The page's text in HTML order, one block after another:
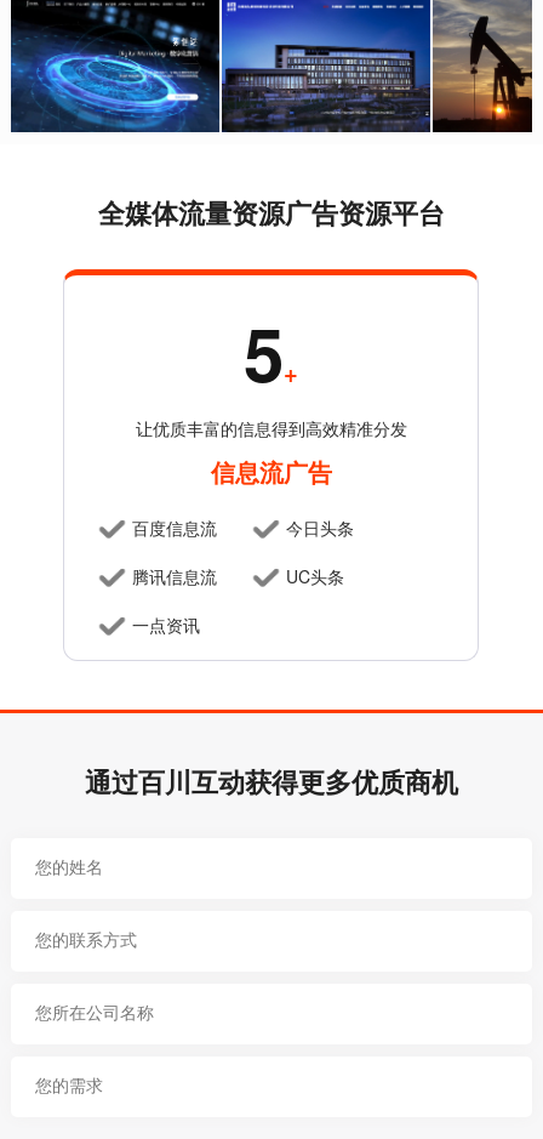
国家广电总局 全国糖酒商品交易会 华电重工
全媒体流量资源广告资源平台
5+
让优质丰富的信息得到高效精准分发
信息流广告
百度信息流
今日头条
腾讯信息流
UC头条
一点资讯
通过百川互动获得更多优质商机